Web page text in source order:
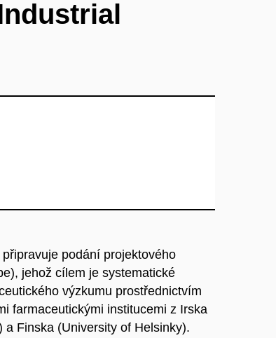
podání projektového
jehož cílem je systematické
výzkumu prostřednictvím
farmaceutickými institucemi z Irska
Finska (University of Helsinky).